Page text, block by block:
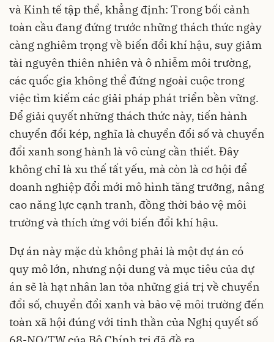
và Kinh tế tập thể, khẳng định: Trong bối cảnh
toàn cầu đang đứng trước những thách thức ngày
càng nghiêm trọng về biến đổi khí hậu, suy giảm
tài nguyên thiên nhiên và ô nhiễm môi trường,
các quốc gia không thể đứng ngoài cuộc trong
việc tìm kiếm các giải pháp phát triển bền vững.
Để giải quyết những thách thức này, tiến hành
chuyển đổi kép, nghĩa là chuyển đổi số và chuyển
đổi xanh song hành là vô cùng cần thiết. Đây
không chỉ là xu thế tất yếu, mà còn là cơ hội để
doanh nghiệp đổi mới mô hình tăng trưởng, nâng
cao năng lực cạnh tranh, đồng thời bảo vệ môi
trường và thích ứng với biến đổi khí hậu.
Dự án này mặc dù không phải là một dự án có
quy mô lớn, nhưng nội dung và mục tiêu của dự
án sẽ là hạt nhân lan tỏa những giá trị về chuyển
đổi số, chuyển đổi xanh và bảo vệ môi trường đến
toàn xã hội đúng với tinh thần của Nghị quyết số